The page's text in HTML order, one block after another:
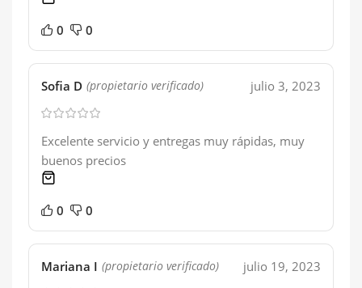
0 0
Sofia D (propietario verificado) julio 3, 2023
Excelente servicio y entregas muy rápidas, muy
buenos precios
0 0
Mariana I (propietario verificado) julio 19, 2023